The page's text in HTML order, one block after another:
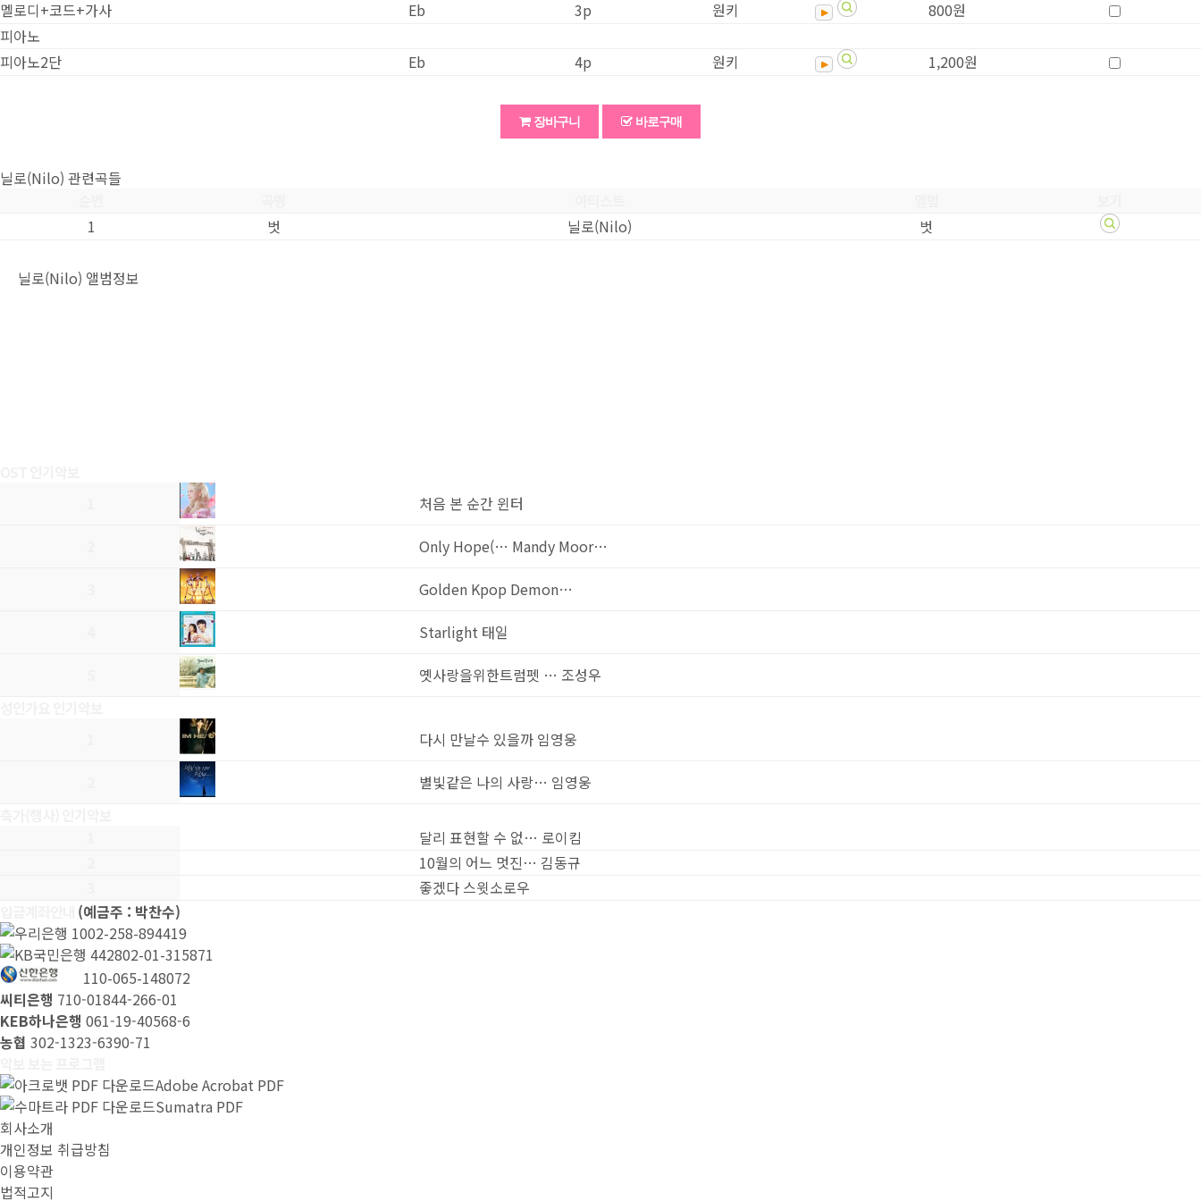
멜로디+코드+가사
Eb 3p 원키
800원
피아노
피아노2단
Eb 4p 원키 1,200원
장바구니 바로구매
닐로(Nilo) 관련곡들
1
벗 닐로(Nilo) 벗
닐로(Nilo) 앨범정보
처음 본 순간 윈터
Only Hope(… Mandy Moor…
Golden Kpop Demon…
Starlight 태일
옛사랑을위한트럼펫 … 조성우
다시 만날수 있을까 임영웅
별빛같은 나의 사랑… 임영웅
달리 표현할 수 없… 로이킴
10월의 어느 멋진… 김동규
좋겠다 스윗소로우
(예금주 : 박찬수)
1002-258-894419
442802-01-315871
110-065-148072
씨티은행 710-01844-266-01
KEB하나은행 061-19-40568-6
농협 302-1323-6390-71
Adobe Acrobat PDF
Sumatra PDF
회사소개
개인정보 취급방침
이용약관
법적고지